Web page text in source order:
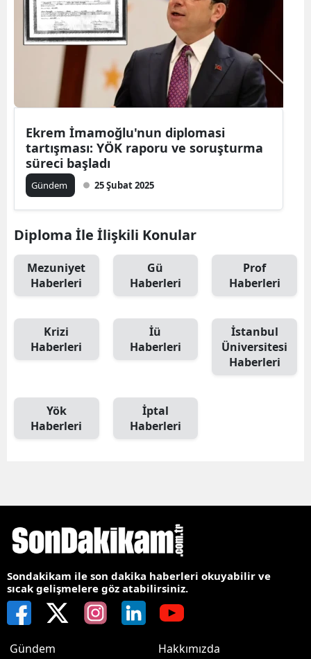
Ekrem İmamoğlu'nun diplomasi
tartışması: YÖK raporu ve soruşturma
süreci başladı
Gündem 25 Şubat 2025
Diploma İle İlişkili Konular
Mezuniyet
Haberleri
Gü
Haberleri
Prof
Haberleri
Krizi
Haberleri
İü
Haberleri
İstanbul
Üniversitesi
Haberleri
Yök
Haberleri
İptal
Haberleri
Sondakikam ile son dakika haberleri okuyabilir ve
sıcak gelişmelere göz atabilirsiniz.
Gündem
Hakkımızda